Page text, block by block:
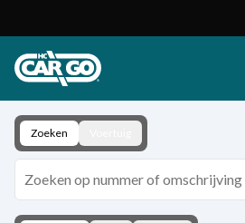
Download
ContactZoeken